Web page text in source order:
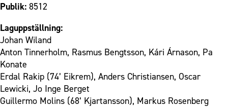
Publik: 8512
Laguppställning:
Johan Wiland
Anton Tinnerholm, Rasmus Bengtsson, Kári Árnason, Pa
Konate
Erdal Rakip (74’ Eikrem), Anders Christiansen, Oscar
Lewicki, Jo Inge Berget
Guillermo Molins (68’ Kjartansson), Markus Rosenberg